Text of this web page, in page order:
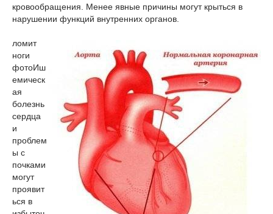
кровообращения. Менее явные причины могут крыться в
нарушении функций внутренних органов.
ломит
ноги
фотоИш
емическ
ая
болезнь
сердца
и
проблем
ы с
почками
могут
проявит
ься в